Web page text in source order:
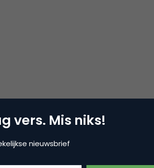
vers. Mis niks!
nieuwsbrief